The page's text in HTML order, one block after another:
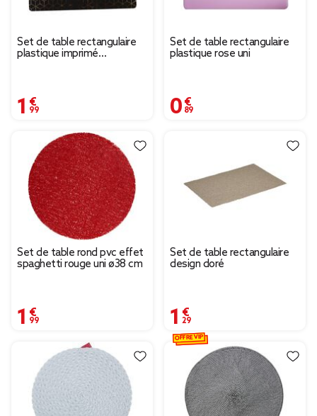
Set de table rectangulaire
plastique imprimé
1,99 €
Set de table rectangulaire
plastique rose uni
0,89 €
Set de table rond pvc effet
spaghetti rouge uni ø38 cm
1,99 €
Set de table rectangulaire
design doré
1,29 €
OFFRE VIP